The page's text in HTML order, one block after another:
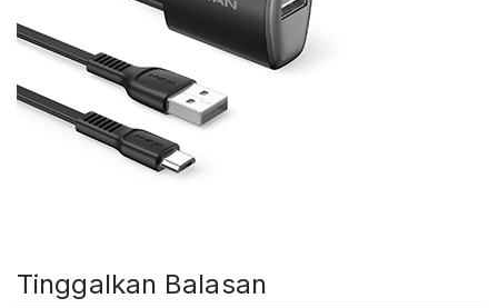
Tinggalkan Balasan